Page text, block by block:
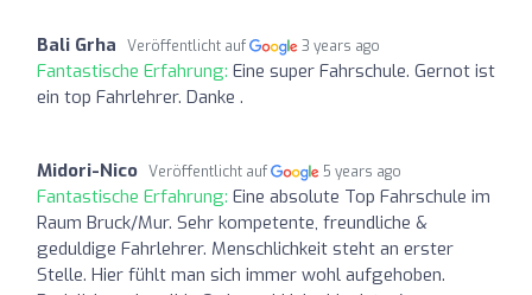
Bali Grha Veröffentlicht auf 3 years ago
Fantastische Erfahrung: Eine super Fahrschule. Gernot ist
ein top Fahrlehrer. Danke .
Midori-Nico Veröffentlicht auf 5 years ago
Fantastische Erfahrung: Eine absolute Top Fahrschule im
Raum Bruck/Mur. Sehr kompetente, freundliche &
geduldige Fahrlehrer. Menschlichkeit steht an erster
Stelle. Hier fühlt man sich immer wohl aufgehoben.